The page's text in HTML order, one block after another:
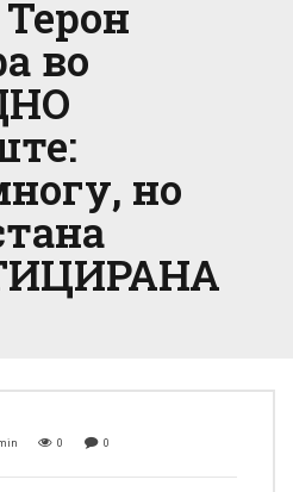
во
но
0 0